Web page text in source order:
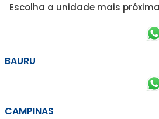
Escolha a unidade mais
BAURU
CAMPINAS